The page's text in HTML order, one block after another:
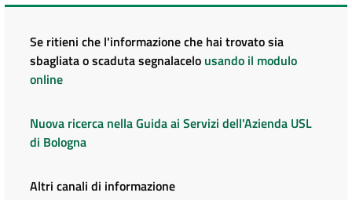
Se ritieni che l'informazione che hai trovato sia
sbagliata o scaduta segnalacelo usando il modulo
online
Nuova ricerca nella Guida ai Servizi dell'Azienda USL
di Bologna
Altri canali di informazione